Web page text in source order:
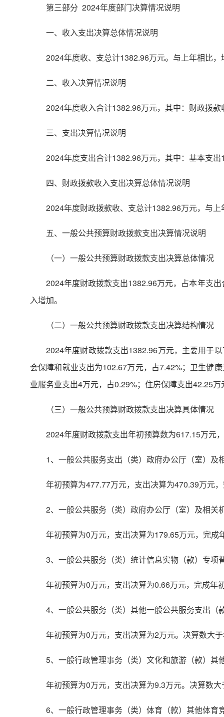
第三部分 2024年度部门决算情况说明
一、收入支出决算总体情况说明
2024年度收、支总计1382.96万元。与上年相比
二、收入决算情况说明
2024年度收入合计1382.96万元，其中：财政拨
三、支出决算情况说明
2024年度支出合计1382.96万元，其中：基本支
四、财政拨款收入支出决算总体情况说明
2024年度财政拨款收、支总计1382.96万元，与
五、一般公共预算财政拨款支出决算情况说明
（一）一般公共预算财政拨款支出决算总体情况
2024年度财政拨款支出1382.96万元，占本年支
入增加。
（二）一般公共预算财政拨款支出决算结构情况
2024年度财政拨款支出1382.96万元，主要用于
会保障和就业支出为102.67万元，占7.42%；卫生健
业服务业支出4万元，占0.29%；住房保障支出42.25
（三）一般公共预算财政拨款支出决算具体情况
2024年度财政拨款支出年初预算数为617.15万元
1、一般公共服务支出（类）政府办公厅（室）及
年初预算为477.77万元，支出决算为470.39万元
2、一般公共服务（类）政府办公厅（室）及相
年初预算为0万元，支出决算为179.65万元，完
3、一般公共服务（类）统计信息实物（款）专项
年初预算为0万元，支出决算为0.66万元，完成年
4、一般公共服务（类）其他一般公共服务支出（
年初预算为0万元，支出决算为2万元。决算数大
5、一般行政管理事务（类）文化和旅游（款）其
年初预算为0万元，支出决算为9.3万元。决算数
6、一般行政管理事务（类）体育（款）其他体育